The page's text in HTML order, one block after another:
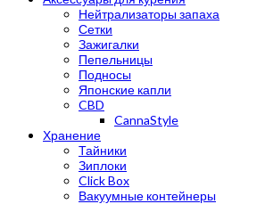
Нейтрализаторы запаха
Сетки
Зажигалки
Пепельницы
Подносы
Японские капли
CBD
CannaStyle
Хранение
Тайники
Зиплоки
Click Box
Вакуумные контейнеры